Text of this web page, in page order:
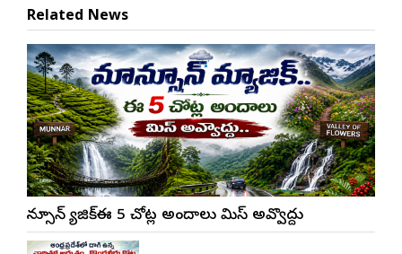
Related News
మాన్సూన్ మ్యాజిక్ఈ 5 చోట్ల అందాలు మిస్ అవ్వొద్దు